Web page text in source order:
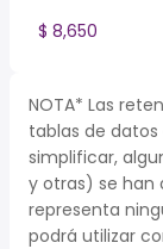
$ 8,650
NOTA* Las
tablas de datos
simplificar,
y otras) se han
representa
podrá utilizar